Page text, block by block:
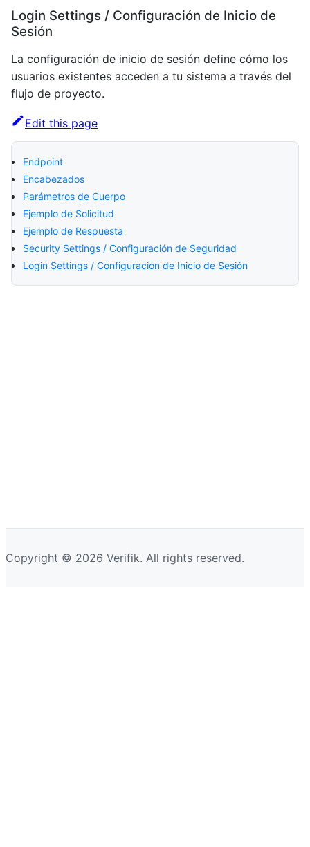
Login Settings / Configuración de Inicio de
Sesión
La configuración de inicio de sesión define cómo los
usuarios existentes acceden a tu sistema a través del
flujo de proyecto.
Edit this page
Endpoint
Encabezados
Parámetros de Cuerpo
Ejemplo de Solicitud
Ejemplo de Respuesta
Security Settings / Configuración de Seguridad
Login Settings / Configuración de Inicio de Sesión
Copyright © 2026 Verifik. All rights reserved.